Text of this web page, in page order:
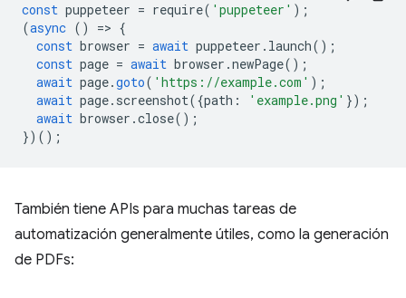
const puppeteer = require( 'puppeteer' );
(async () => {
const browser = await puppeteer . launch();
const page = await browser .newPage();
await page.goto( 'https://example.com' );
await page. screenshot({path : 'example.png' });
await browser .close();
})();
También tiene APIs para muchas tareas de
automatización generalmente útiles, como la generación
de PDFs: